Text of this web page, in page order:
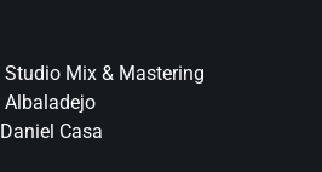
Mix & Mastering
Albaladejo
Casa